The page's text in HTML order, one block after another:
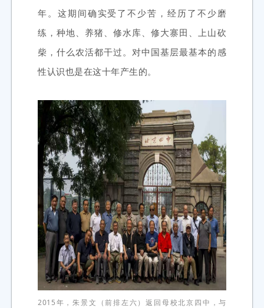
年。这期间确实受了不少苦，经历了不少磨
练，种地、养猪、修水库、修大寨田、上山砍
柴，什么农活都干过。对中国基层最基本的感
性认识也是在这十年产生的。
2015年，朱景文（前排左六）返回母校北京四中，与